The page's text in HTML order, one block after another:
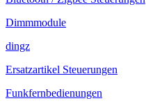
Dimmmodule
dingz
Ersatzartikel Steuerungen
Funkfernbedienungen